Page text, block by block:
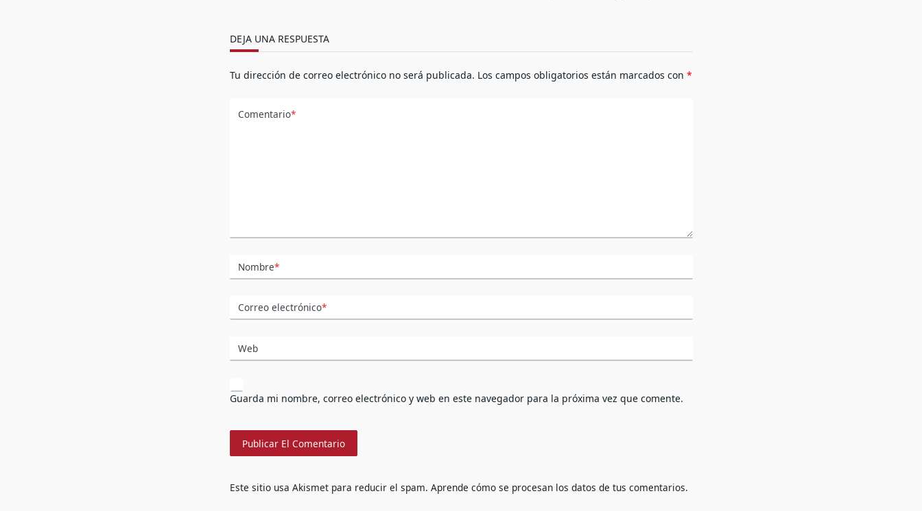
DEJA UNA RESPUESTA
Tu dirección de correo electrónico no será publicada. Los campos obligatorios están marcados con *
Comentario*
Nombre*
Correo electrónico*
Web
Guarda mi nombre, correo electrónico y web en este navegador para la próxima vez que comente.
Este sitio usa Akismet para reducir el spam. Aprende cómo se procesan los datos de tus comentarios.